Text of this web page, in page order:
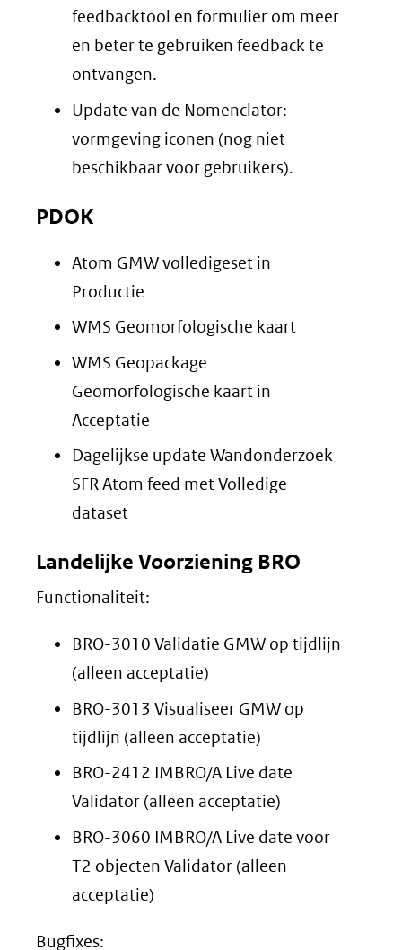
feedbacktool en formulier om meer
en beter te gebruiken feedback te
ontvangen.
Update van de Nomenclator:
vormgeving iconen (nog niet
beschikbaar voor gebruikers).
PDOK
Atom GMW volledigeset in
Productie
WMS Geomorfologische kaart
WMS Geopackage
Geomorfologische kaart in
Acceptatie
Dagelijkse update Wandonderzoek
SFR Atom feed met Volledige
dataset
Landelijke Voorziening BRO
Functionaliteit:
BRO-3010 Validatie GMW op tijdlijn
(alleen acceptatie)
BRO-3013 Visualiseer GMW op
tijdlijn (alleen acceptatie)
BRO-2412 IMBRO/A Live date
Validator (alleen acceptatie)
BRO-3060 IMBRO/A Live date voor
T2 objecten Validator (alleen
acceptatie)
Bugfixes: